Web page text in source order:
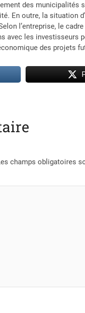
des municipalités
En outre, la situation
l’entreprise, le
avec les investisseurs
des projets
champs obligatoires